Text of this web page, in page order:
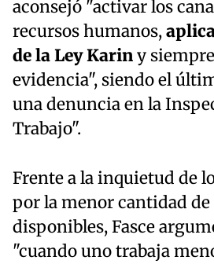
aconsejó "activar los
recursos humanos,
de la Ley Kariny
evidencia", siendo el
una denuncia en la
Trabajo".
Frente a la inquietud de
por la menor cantidad de
disponibles, Fasce
"cuando uno trabaja